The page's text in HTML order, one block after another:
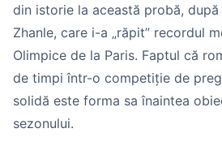
din istorie la această probă, după
Zhanle, care i-a „răpit” recordul
Olimpice de la Paris. Faptul că
de timpi într-o competiție de
solidă este forma sa înaintea
sezonului.